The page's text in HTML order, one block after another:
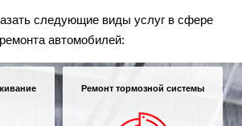
следующие виды услуг в сфере
ремонта автомобилей:
Ремонт тормозной системы